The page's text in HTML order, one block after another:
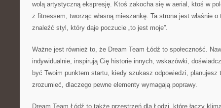
wolą artystyczną ekspresję. Ktoś zakocha się w aerial, ktoś w
z fitnessem, tworząc własną mieszankę. Ta strona jest właśnie
znaleźć styl, który daje poczucie „to jest moje”.
Ważne jest również to, że Dream Team Łódź to społeczność.
indywidualnie, inspirują Cię historie innych, wskazówki,
być Twoim punktem startu, kiedy szukasz odpowiedzi, planujesz
zrozumieć, dlaczego pewne elementy wymagają poprawy.
Dream Team Łódź to także przestrzeń dla Łodzi, które łączy